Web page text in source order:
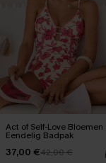
Act of Self-Love Bloemen
Eendelig Badpak
37,00 €42,00 €